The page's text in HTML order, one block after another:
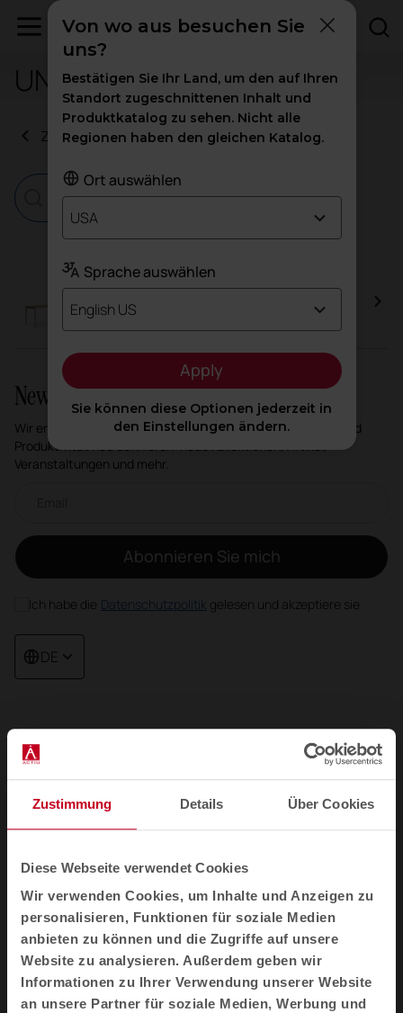
Zustimmung Details Über Cookies
Diese Webseite verwendet Cookies
Wir verwenden Cookies, um Inhalte und Anzeigen zu
personalisieren, Funktionen für soziale Medien
anbieten zu können und die Zugriffe auf unsere
Website zu analysieren. Außerdem geben wir
Informationen zu Ihrer Verwendung unserer Website
an unsere Partner für soziale Medien, Werbung und
UNE-EN 61340-2-3:2001
Zurück zu den Zertifikaten
Vital Plus
Produkte
Sitzmöbel
Sessel und Sofas
Trennelemente
Stauraum
Agile
Branchen
Büros
Newsletter und soziale Netzwerke
Wir erzählen Ihnen, wie Räume Wohlbefinden, Kreativität und
Produktivität neu definieren: neue Kollektionen, Artikel,
Veranstaltungen und mehr.
Abonnieren Sie mich
Ich habe die Datenschutzpolitik gelesen und akzeptiere sie
DE
Von wo aus besuchen Sie
uns?
Bestätigen Sie Ihr Land, um den auf Ihren
Standort zugeschnittenen Inhalt und
Produktkatalog zu sehen. Nicht alle
Regionen haben den gleichen Katalog.
Ort auswählen
USA
Sprache auswählen
English US
Apply
Sie können diese Optionen jederzeit in
den Einstellungen ändern.